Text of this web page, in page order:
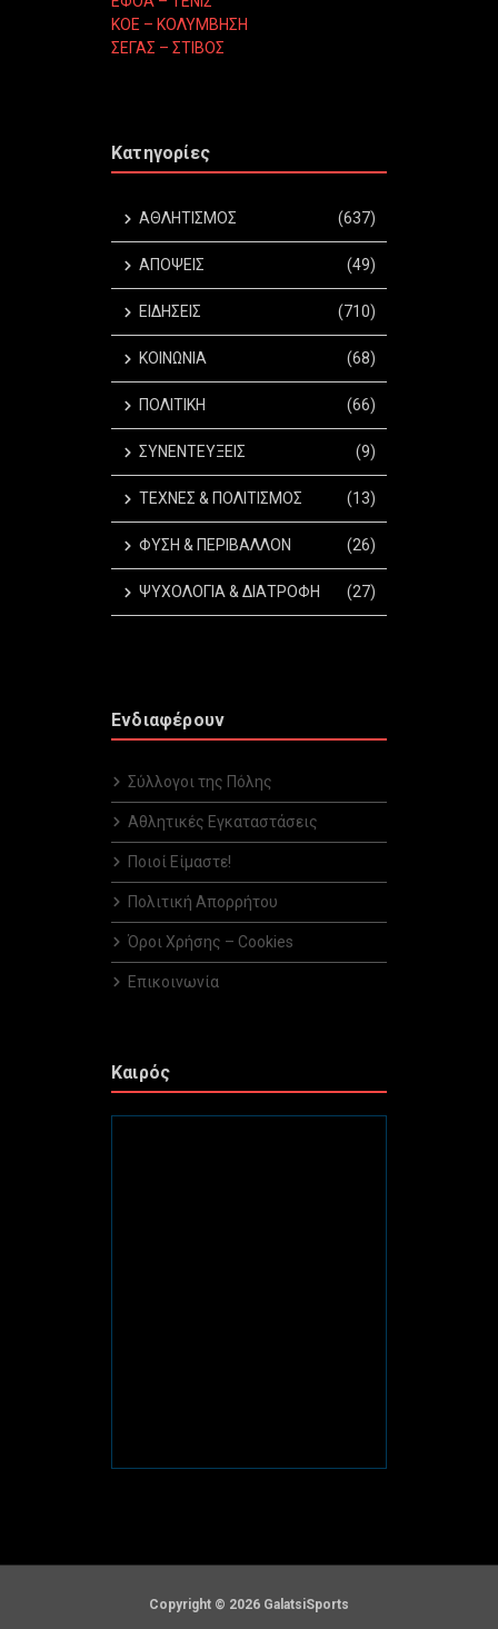
ΚΟΕ – ΚΟΛΥΜΒΗΣΗ
ΣΕΓΑΣ – ΣΤΙΒΟΣ
Κατηγορίες
ΑΘΛΗΤΙΣΜΟΣ (637)
ΑΠΟΨΕΙΣ (49)
ΕΙΔΗΣΕΙΣ (710)
ΚΟΙΝΩΝΙΑ (68)
ΠΟΛΙΤΙΚΗ (66)
ΣΥΝΕΝΤΕΥΞΕΙΣ (9)
ΤΕΧΝΕΣ & ΠΟΛΙΤΙΣΜΟΣ (13)
ΦΥΣΗ & ΠΕΡΙΒΑΛΛΟΝ (26)
ΨΥΧΟΛΟΓΙΑ & ΔΙΑΤΡΟΦΗ (27)
Ενδιαφέρουν
Σύλλογοι της Πόλης
Αθλητικές Εγκαταστάσεις
Ποιοί Είμαστε!
Πολιτική Απορρήτου
Όροι Χρήσης – Cookies
Επικοινωνία
Καιρός
Copyright © 2026 GalatsiSports